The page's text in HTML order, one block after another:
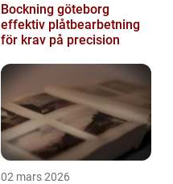
Bockning göteborg
effektiv plåtbearbetning
för krav på precision
02 mars 2026